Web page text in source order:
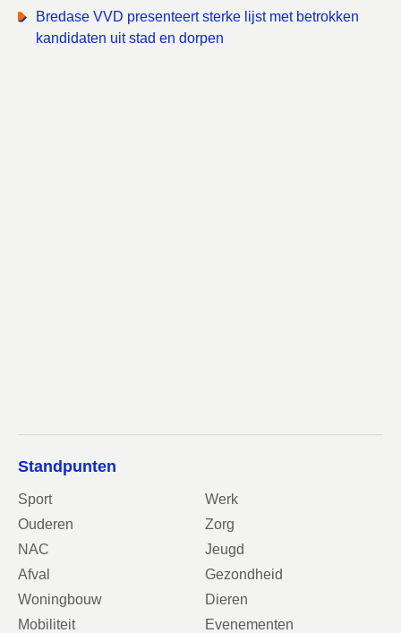
Bredase VVD presenteert sterke lijst met betrokken
kandidaten uit stad en dorpen
Standpunten
Sport
Ouderen
NAC
Afval
Woningbouw
Mobiliteit
Werk
Zorg
Jeugd
Gezondheid
Dieren
Evenementen